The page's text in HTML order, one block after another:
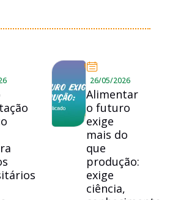
26/05/2026
Alimentar
o futuro
exige
mais do
que
produção:
exige
ciência,